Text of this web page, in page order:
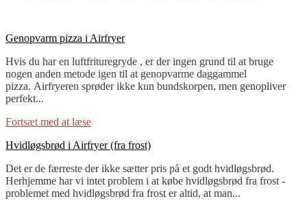
link
Genopvarm
pizza
i
Airfryer
Genopvarm pizza i Airfryer
Hvis du har en luftfrituregryde , er der ingen grund til at bruge
nogen anden metode igen til at genopvarme daggammel
pizza. Airfryeren sprøder ikke kun bundskorpen, men genopliver
perfekt...
Fortsæt med at læse
link
Hvidløgsbrød
i
Airfryer
Hvidløgsbrød i Airfryer (fra frost)
Det er de færreste der ikke sætter pris på et godt hvidløgsbrød.
Herhjemme har vi intet problem i at købe hvidløgsbrød fra frost -
problemet med hvidløgsbrød fra frost er altid, at man...